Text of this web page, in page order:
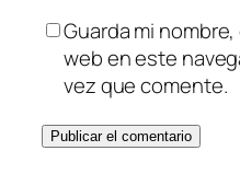
Guarda mi
web en este
vez que comente.